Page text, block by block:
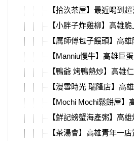
【拾汣茶屋】最近喝到
【小胖子炸雞柳】高雄
【厲師傅包子饅頭】高
【Manniu慢牛】高雄巨
【鴨爺 烤鴨熱炒】高雄
【漫雪時光 瑞隆店】高
【Mochi Mochi鬆餅屋
【鮮記螃蟹海產粥】高
【茶湯會】高雄青年一